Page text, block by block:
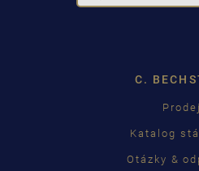
C.
Prodej
Katalog
Otázky &